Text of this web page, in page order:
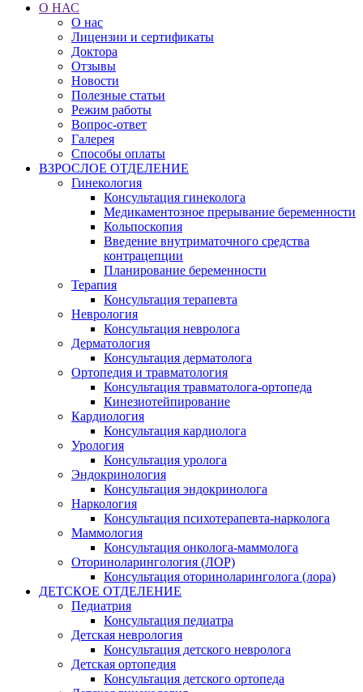
О НАС
О нас
Лицензии и сертификаты
Доктора
Отзывы
Новости
Полезные статьи
Режим работы
Вопрос-ответ
Галерея
Способы оплаты
ВЗРОСЛОЕ ОТДЕЛЕНИЕ
Гинекология
Консультация гинеколога
Медикаментозное прерывание беременности
Кольпоскопия
Введение внутриматочного средства
контрацепции
Планирование беременности
Терапия
Консультация терапевта
Неврология
Консультация невролога
Дерматология
Консультация дерматолога
Ортопедия и травматология
Консультация травматолога-ортопеда
Кинезиотейпирование
Кардиология
Консультация кардиолога
Урология
Консультация уролога
Эндокринология
Консультация эндокринолога
Наркология
Консультация психотерапевта-нарколога
Маммология
Консультация онколога-маммолога
Оториноларингология (ЛОР)
Консультация оториноларинголога (лора)
ДЕТСКОЕ ОТДЕЛЕНИЕ
Педиатрия
Консультация педиатра
Детская неврология
Консультация детского невролога
Детская ортопедия
Консультация детского ортопеда